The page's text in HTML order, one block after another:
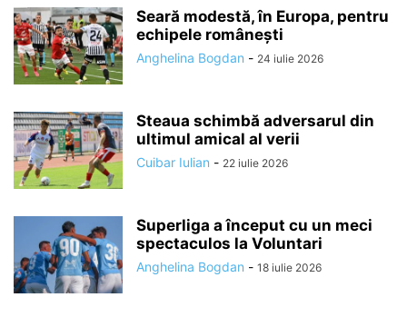
Seară modestă, în Europa, pentru
echipele românești
Anghelina Bogdan - 24 iulie 2026
Steaua schimbă adversarul din
ultimul amical al verii
Cuibar Iulian - 22 iulie 2026
Superliga a început cu un meci
spectaculos la Voluntari
Anghelina Bogdan - 18 iulie 2026